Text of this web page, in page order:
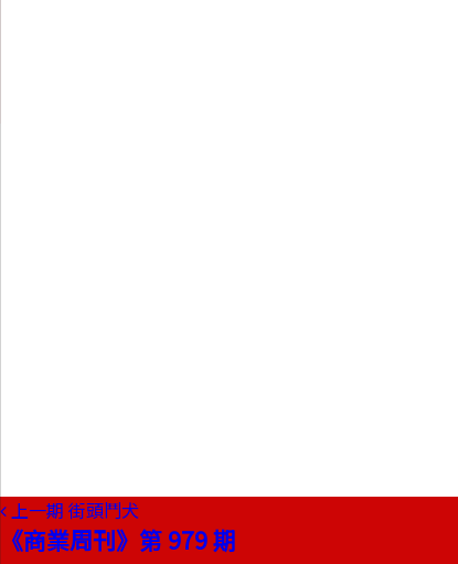
上一期 街頭鬥犬
《商業周刊》第 979 期